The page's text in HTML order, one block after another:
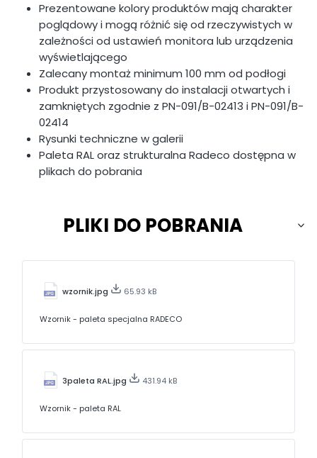
Prezentowane kolory produktów mają charakter
poglądowy i mogą różnić się od rzeczywistych w
zależności od ustawień monitora lub urządzenia
wyświetlającego
Zalecany montaż minimum 100 mm od podłogi
Produkt przystosowany do instalacji otwartych i
zamkniętych zgodnie z PN-091/B-02413 i PN-091/B-
02414
Rysunki techniczne w galerii
Paleta RAL oraz strukturalna Radeco dostępna w
plikach do pobrania
PLIKI DO POBRANIA
wzornik.jpg 65.93 kB
Wzornik - paleta specjalna RADECO
3paleta RAL.jpg 431.94 kB
Wzornik - paleta RAL